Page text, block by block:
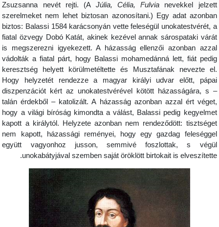
Zsuzsanna nevét rejti. (AJúlia, Célia, Fulvia
nevekkel
szerelmeket nem lehet biztosan azonosítani.) Egy adat
biztos: Balassi 1584 karácsonyán vette feleségül unokatestvérét,
fiatal özvegy Dobó Katát, akinek kezével annak sárospataki
is megszerezni igyekezett. A házasság ellenzői azonban
vádolták a fiatal párt, hogy Balassi mohamedánná lett, fiát
keresztség helyett körülmetéltette és Musztafának nevezte
Hogy helyzetét rendezze a magyar királyi udvar előtt,
diszpenzációt kért az unokatestvérével kötött házasságára, s
talán érdekből – katolizált. A házasság azonban azzal ért
hogy a világi bíróság kimondta a válást, Balassi pedig
kapott a királytól. Helyzete azonban nem rendeződött:
nem kapott, házassági reményei, hogy egy gazdag
együtt vagyonhoz jusson, semmivé foszlottak, s
unokabátyjával szemben saját öröklött birtokait is